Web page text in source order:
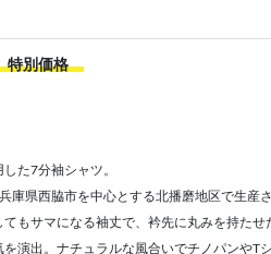
特別価格
た7分袖シャツ。
庫県西脇市を中心とする北播磨地区で生産
もサマになる袖丈で、衿先に丸みを持たせ
演出。ナチュラルな風合いでチノパンやT